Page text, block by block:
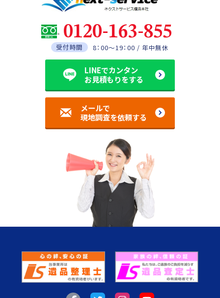
0120-163-855
受付時間 8：00～19：00 / 年中無休
LINEでカンタン
お見積もりをする
メールで
現地調査を依頼する